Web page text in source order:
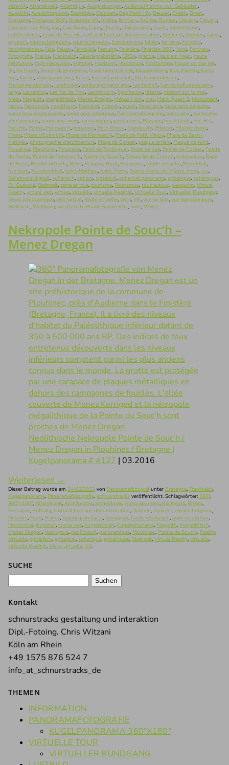
Atlantik, Atlantikwall, Atlantique, Ausgrabungen, Außenaufnahme von Gebäuden,
Aussicht, Aussichtspunkt, Backplate, Bauwerk, Beg Penn Hir, Beuzec, Breizh, Brest,
Bretagne, Bretagne 360°, Bretagne VR, bridge, Brittany, Brücke, Bunker, Calvaire, Calvary,
Camaret-sur-Mer, cap, Cap-Sizun, Cape, church, clairvoyance, Coast, cobblestone,
cobblestones, Croix de Pen-Hir, cultural heritage documentation, Denkmal, Dolmen, église,
equirect, equirectangulaire, equirectangular, Erbseninseln, falaise, far view, Farbbild,
farsightedness, Fels, Felsen, Fernblick, Festung, Finistère, Finistère 360°, Fond, Fortress,
Fotografie, France, Frankreich, Galeriegrabstätte, GR34, grande, Haus am Meer, haute
résolution, high-resolution, Himmel, Horizont, Horizontal, horizontale, house on the sea,
Île, Im Freien, immersif, immersive, Insel, Jungsteinzeit, Kalvarienberg, Kap, Kapelle, Kastel
Koz, Kirche, Kugelpanorama, Küste, Küstenlandschaft, Küstenwanderung,
Küstenwanderweg, Landscape, landscape panorama, Landschaft, Landschaftspanorama,
large, Laurentius, Les Tas de Pois, Leuchtturm, lighthouse, littoral, maison sur la mer,
Meer, Megalith, megalithisch, Menez Dregan, Ménez Hom, mer, Meta Quest 3, Monument,
Natur, Nekropole, neolithisch, Niemand, nobody, ocean, Panorama, panorama paysage,
panorama photography, panorama sphérique, Panoramafotografie, panoramic, panoramic
photography, panoramic view, panoramique, pavé, pavés, Paysage, Pea Islands, Pen Hat,
Pen-Hir, Penhir, Penmarc’h, personne, Petit Minou, Pfarrbezirk, Pflaster, Pflastersteine,
Phare, Phare d’Eckmühl, Phare de Penmarc’h, Phare de Petit Minou, Phare de Saint-
Mathieu, photographie d'architecture, Plage de Corsen, plaque arrière, Plaque de fond,
Plouarzel, Plouhinec, Plouzané, Point de Toulinguet, Point de vue, Pointe de Corsen, Pointe
de Penhir, Pointe de Penmarc'h, Pointe de Souc’h, Presqu'ile de Crozon, prévoyance, Rade
de Brest, Réalité virtuelle, Reise, Religion, Rock, Roguenez, ronde virtuelle, Rundblick,
Rundum, Rundumblick, Saint-Mathieu, Saint-Pierre, Sainte-Marie-du-Ménez-Hom, sea,
Sehenswürdigkeit, sphärisch, sphere, spherical, spherical panorama, spherique, sphériques,
St. Guénolé, Steinzeit, terre en vue, tourisme, Tourismus, tout autour, viewpoint, Virtual
Reality, virtual visit, virtuel, virtuelle, virtuelle Realität, Virtuelle Tour, Virtueller Rundgang,
vision panoramique, visit virtual, Visite virtuelle, vista, VR, vue de loin, vue panoramique,
Weitsicht, Weltkrieg, westlichste Punkt Frankreichs, wide, WW2.
Nekropole Pointe de Souc’h –
Menez Dregan
Neolithische Nekropole Pointe de Souc’h /
Menez Dregan in Plouhinec / Bretagne |
Kugelpanorama # 4127 | 03.2016
Weiterlesen →
Dieser Beitrag wurde am 24/05/2023 von Panoramafotografunter Bretagne, Frankreich,
Kugelpanorama, Panoramafotografie, schnurstracks veröffentlicht. Schlagwörter: 360°,
360°x180°, Altsteinzeit, Archäologie, archéologie, Ausgrabungen, Backplate, Breizh,
Bretagne, Brittany, cultural heritage documentation, Dolmen, equirect, equirectangular,
Finistère, Fond, France, Galeriegrabstätte, Ganggrab, haute résolution, high-resolution,
Horizontal, immersif, immersive, Jungsteinzeit, Kugelpanorama, Megalith, megalithisch,
Menez Dregan, Nekropole, neolithisch, panoramique, Plouhinec, Pointe de Souc’h, Réalité
virtuelle, sphärisch, spherical, spherique, sphériques, Steinzeit, Virtual Reality, virtuelle,
virtuelle Realität, Visite virtuelle, VR.
SUCHE
Kontakt
schnurstracks gestaltung und interaktion
Dipl.-Fotoing. Chris Witzani
Köln am Rhein
+49 1575 876 524 7
info_at_schnurstracks_de
THEMEN
INFORMATION
PANORAMAFOTOGRAFIE
KUGELPANORAMA 360°X180°
VIRTUELLE TOUR
VIRTUELLER RUNDGANG